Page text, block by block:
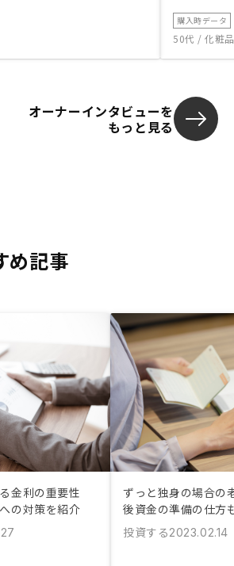
購入時データ
50代 / 化粧
オーナーインタビューを
もっと見る
め記事
金利の重要性
の対策を紹介
ずっと独身の場合の
後資金の準備の仕方
投資する2023.02.14